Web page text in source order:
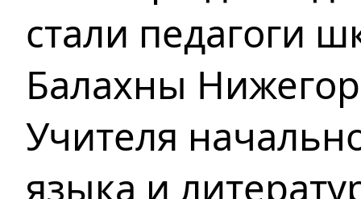
стали педагоги
Балахны
Учителя
языка и